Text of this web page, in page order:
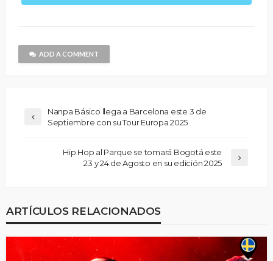
ADD A COMMENT
Nanpa Básico llega a Barcelona este 3 de
Septiembre con su Tour Europa 2025
Hip Hop al Parque se tomará Bogotá este
23 y 24 de Agosto en su edición 2025
ARTÍCULOS RELACIONADOS